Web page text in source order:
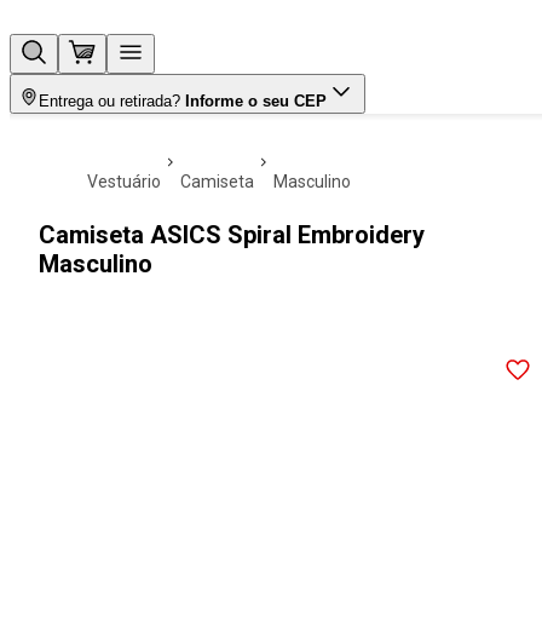
Entrega ou retirada? Informe o seu CEP
vestuário camiseta masculino
Camiseta ASICS Spiral Embroidery
Masculino